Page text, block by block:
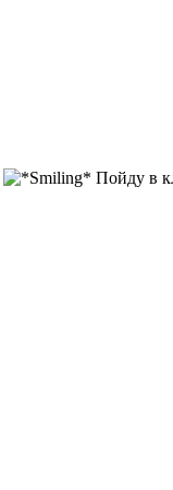
Пойду в